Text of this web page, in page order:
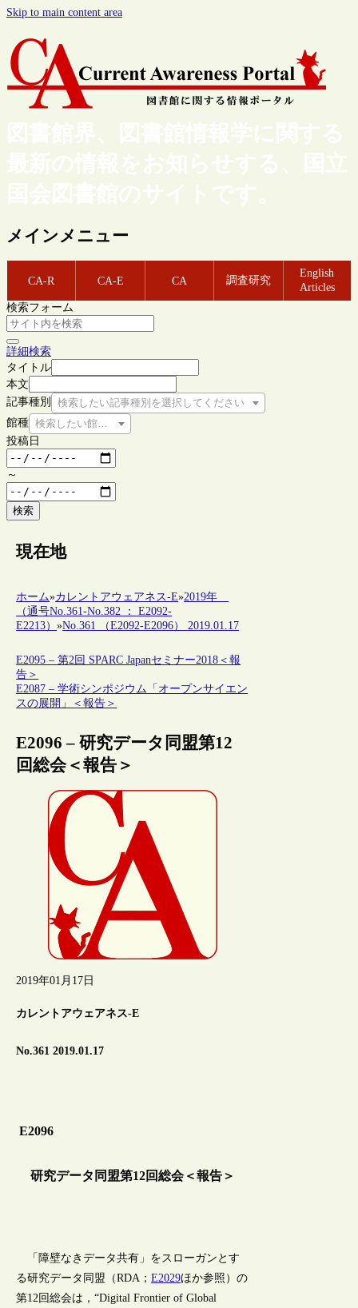
Skip to main content area
図書館界、図書館情報学に関する
最新の情報をお知らせする、国立
国会図書館のサイトです。
メインメニュー
CA-R CA-E CA 調査研究
English
Articles
検索フォーム
詳細検索
タイトル
本文
記事種別
検索したい記事種別を選択してください
館種 検索したい館種を選択してください
投稿日
～
検索
現在地
ホーム»カレントアウェアネス-E»2019年
（通号No.361-No.382 ： E2092-
E2213）»No.361 （E2092-E2096） 2019.01.17
E2095 – 第2回 SPARC Japanセミナー2018＜報
告＞
E2087 – 学術シンポジウム「オープンサイエン
スの展開」＜報告＞
E2096 – 研究データ同盟第12
回総会＜報告＞
2019年01月17日
カレントアウェアネス-E
No.361 2019.01.17
E2096
研究データ同盟第12回総会＜報告＞
「障壁なきデータ共有」をスローガンとす
る研究データ同盟（RDA；E2029ほか参照）の
第12回総会は，“Digital Frontier of Global